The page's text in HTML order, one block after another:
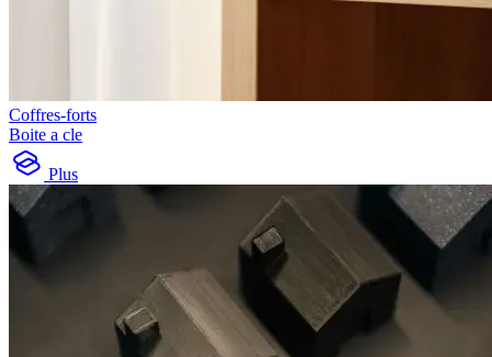
Coffres-forts
Boite a cle
Plus